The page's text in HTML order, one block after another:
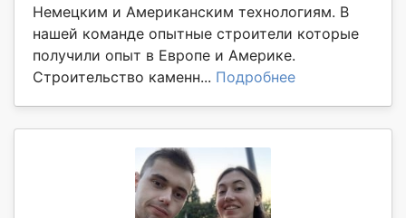
Немецким и Американским технологиям. В
нашей команде опытные строители которые
получили опыт в Европе и Америке.
Строительство каменн... Подробнее